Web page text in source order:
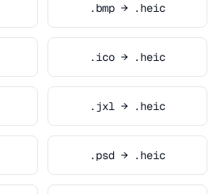
.bmp → .heic
.ico → .heic
.jxl → .heic
.psd → .heic